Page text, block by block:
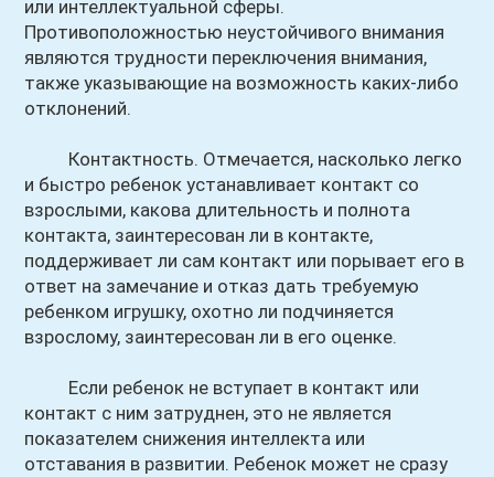
или интеллектуальной сферы.
Противоположностью неустойчивого внимания
являются трудности переключения внимания,
также указывающие на возможность каких-либо
отклонений.
Контактность. Отмечается, насколько легко
и быстро ребенок устанавливает контакт со
взрослыми, какова длительность и полнота
контакта, заинтересован ли в контакте,
поддерживает ли сам контакт или порывает его в
ответ на замечание и отказ дать требуемую
ребенком игрушку, охотно ли подчиняется
взрослому, заинтересован ли в его оценке.
Если ребенок не вступает в контакт или
контакт с ним затруднен, это не является
показателем снижения интеллекта или
отставания в развитии. Ребенок может не сразу